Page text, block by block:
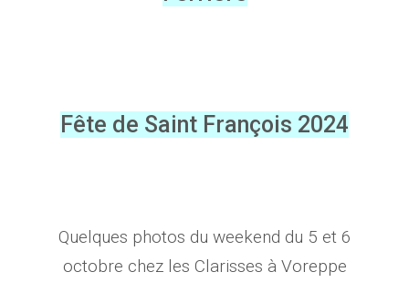
Fête de Saint François 2024
Quelques photos du weekend du 5 et 6
octobre chez les Clarisses à Voreppe